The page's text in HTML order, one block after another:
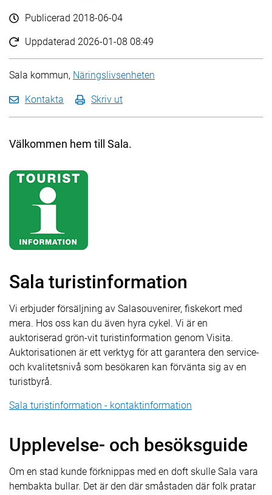
Publicerad 2018-06-04
Uppdaterad 2026-01-08 08:49
Sala kommun, Näringslivsenheten
Kontakta Skriv ut
Välkommen hem till Sala.
Sala turistinformation
Vi erbjuder försäljning av Salasouvenirer, fiskekort med
mera. Hos oss kan du även hyra cykel. Vi är en
auktoriserad grön-vit turistinformation genom Visita.
Auktorisationen är ett verktyg för att garantera den service-
och kvalitetsnivå som besökaren kan förvänta sig av en
turistbyrå.
Sala turistinformation - kontaktinformation
Upplevelse- och besöksguide
Om en stad kunde förknippas med en doft skulle Sala vara
hembakta bullar. Det är den där småstaden där folk pratar